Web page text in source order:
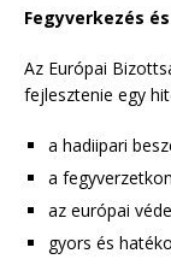
Fegyverkezés
Az Európai
fejlesztenie egy
a hadiipari
a
az európai
gyors és